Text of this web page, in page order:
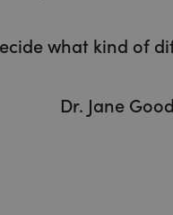
what kind of
Dr. Jane